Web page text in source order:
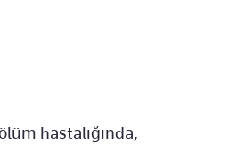
hastalığında,